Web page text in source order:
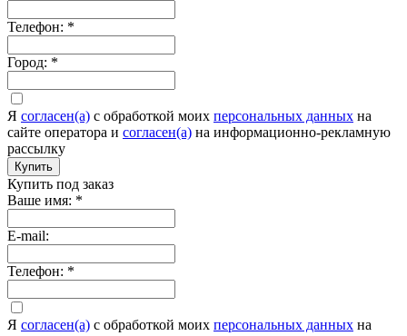
Телефон: *
Город: *
Я согласен(а) c обработкой моих персональных данных на
сайте оператора и согласен(а) на информационно-рекламную
рассылку
Купить
Купить под заказ
Ваше имя: *
E-mail:
Телефон: *
Я согласен(а) c обработкой моих персональных данных на